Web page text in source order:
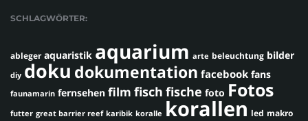
SCHLAGWÖRTER:
ableger aquaristik aquarium arte beleuchtung bilder
diy doku dokumentation facebook fans
faunamarin fernsehen film fisch fische foto Fotos
futter great barrier reef karibik koralle korallen led makro